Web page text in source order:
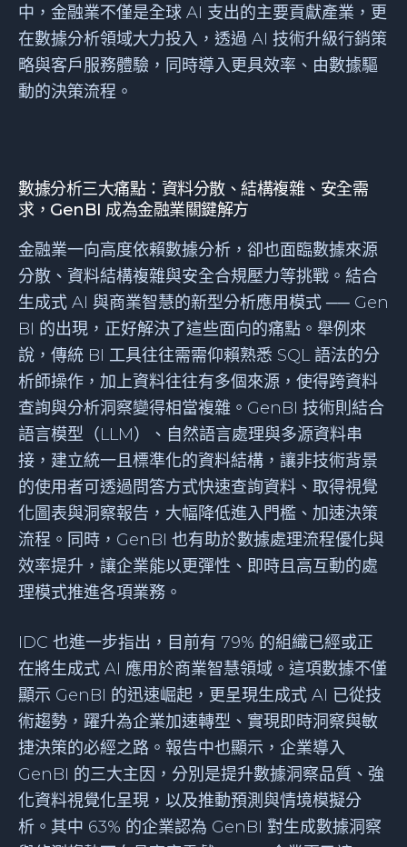
中，金融業不僅是全球 AI 支出的主要貢獻產業，更
在數據分析領域大力投入，透過 AI 技術升級行銷策
略與客戶服務體驗，同時導入更具效率、由數據驅
動的決策流程。
數據分析三大痛點：資料分散、結構複雜、安全需
求，GenBI 成為金融業關鍵解方
金融業一向高度依賴數據分析，卻也面臨數據來源
分散、資料結構複雜與安全合規壓力等挑戰。結合
生成式 AI 與商業智慧的新型分析應用模式 ── Gen
BI 的出現，正好解決了這些面向的痛點。舉例來
說，傳統 BI 工具往往需需仰賴熟悉 SQL 語法的分
析師操作，加上資料往往有多個來源，使得跨資料
查詢與分析洞察變得相當複雜。GenBI 技術則結合
語言模型（LLM）、自然語言處理與多源資料串
接，建立統一且標準化的資料結構，讓非技術背景
的使用者可透過問答方式快速查詢資料、取得視覺
化圖表與洞察報告，大幅降低進入門檻、加速決策
流程。同時，GenBI 也有助於數據處理流程優化與
效率提升，讓企業能以更彈性、即時且高互動的處
理模式推進各項業務。
IDC 也進一步指出，目前有 79% 的組織已經或正
在將生成式 AI 應用於商業智慧領域。這項數據不僅
顯示 GenBI 的迅速崛起，更呈現生成式 AI 已從技
術趨勢，躍升為企業加速轉型、實現即時洞察與敏
捷決策的必經之路。報告中也顯示，企業導入
GenBI 的三大主因，分別是提升數據洞察品質、強
化資料視覺化呈現，以及推動預測與情境模擬分
析。其中 63% 的企業認為 GenBI 對生成數據洞察